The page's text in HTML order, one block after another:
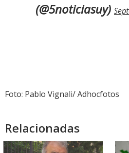
(@5noticiasuy)
Foto: Pablo Vignali/ Adhocfotos
Relacionadas